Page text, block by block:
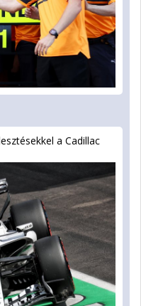
a Cadillac